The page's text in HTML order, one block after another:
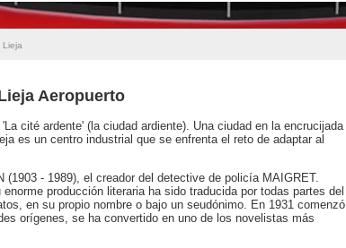
Lieja
Aeropuerto
cité ardente' (la ciudad ardiente). Una ciudad en la encrucijada
es un centro industrial que se enfrenta el reto de adaptar al
(1903 - 1989), el creador del detective de policía MAIGRET.
producción literaria ha sido traducida por todas partes del
en su propio nombre o bajo un seudónimo. En 1931 comenzó
orígenes, se ha convertido en uno de los novelistas más